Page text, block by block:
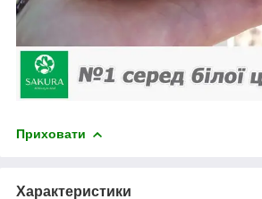
Приховати
Характеристики